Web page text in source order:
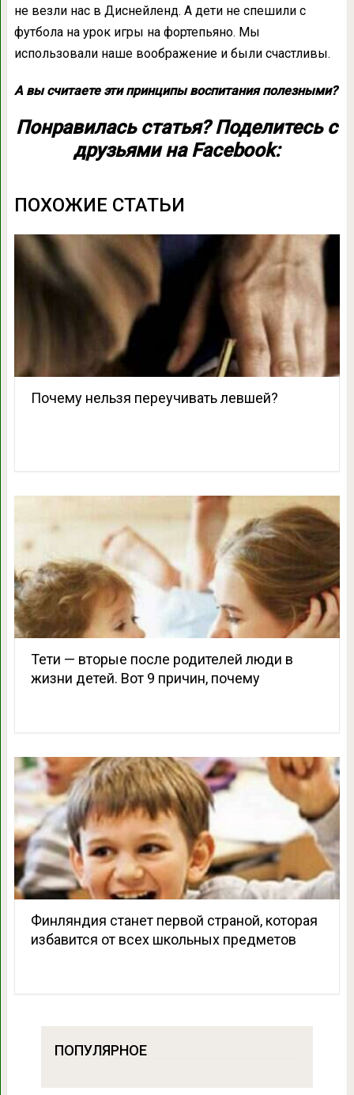
не везли нас в Диснейленд. А дети не спешили с
футбола на урок игры на фортепьяно. Мы
использовали наше воображение и были счастливы.
А вы считаете эти принципы воспитания полезными?
Понравилась статья? Поделитесь с
друзьями на Facebook:
ПОХОЖИЕ СТАТЬИ
Почему нельзя переучивать левшей?
Тети — вторые после родителей люди в
жизни детей. Вот 9 причин, почему
Финляндия станет первой страной, которая
избавится от всех школьных предметов
ПОПУЛЯРНОЕ